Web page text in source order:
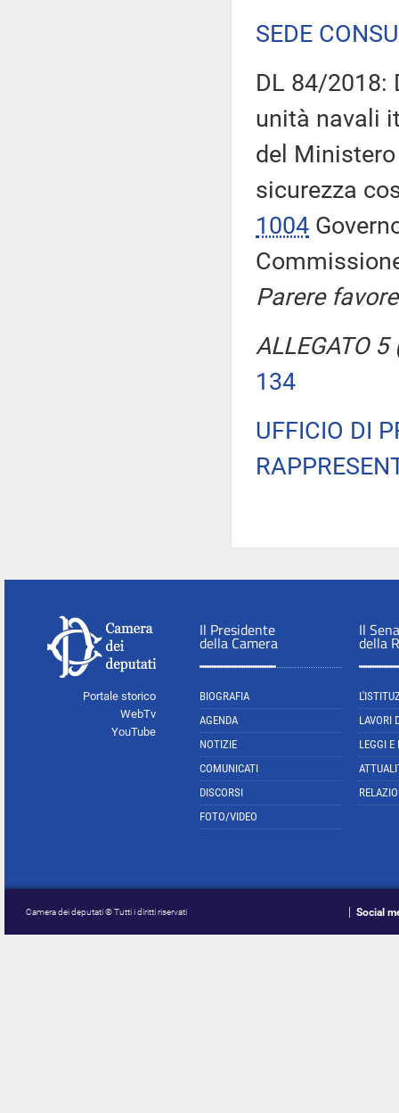
SEDE
DL 84/2018:
unità navali
del
sicurezza
1004
Parere
ALLEGATO
134
UFFICIO DI
Portale storico
WebTv
YouTube
Il Presidente
della Camera
BIOGRAFIA
AGENDA
NOTIZIE
COMUNICATI
DISCORSI
FOTO/VIDEO
Il
della
LAVORI
LEGGI E
Camera dei deputati © Tutti i diritti riservati Social